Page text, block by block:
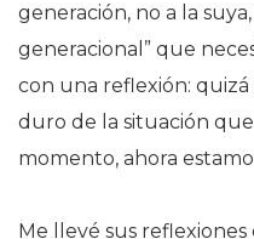
generación, no a la
generacional” que
con una reflexión:
duro de la situación
momento, ahora
Me llevé sus